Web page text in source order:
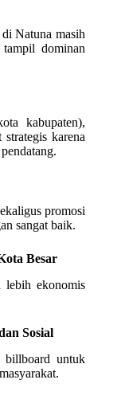
Natuna masih
dominan
kabupaten),
karena
promosi
sangat baik.
Besar
lebih ekonomis
Sosial
billboard untuk